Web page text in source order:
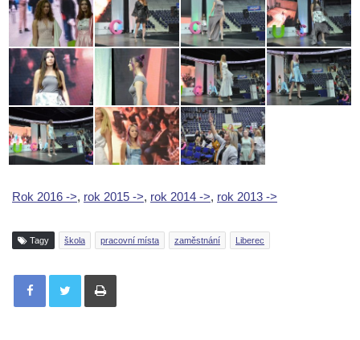
Rok 2016 ->, rok 2015 ->, rok 2014 ->, rok 2013 ->
Tagy škola pracovní místa zaměstnání Liberec
Tisknout